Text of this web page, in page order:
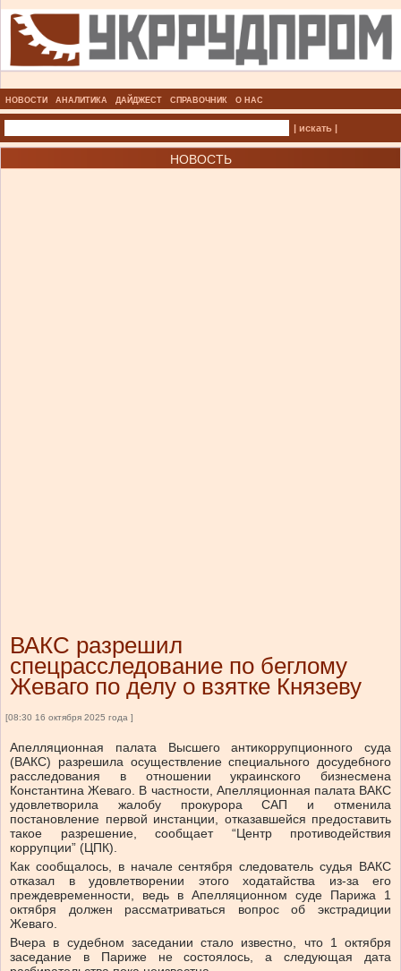
НОВОСТИ АНАЛИТИКА ДАЙДЖЕСТ СПРАВОЧНИК О НАС
| искать |
НОВОСТЬ
ВАКС разрешил
спецрасследование по беглому
Жеваго по делу о взятке Князеву
[08:30 16 октября 2025 года ]
Апелляционная палата Высшего антикоррупционного суда
(ВАКС) разрешила осуществление специального досудебного
расследования в отношении украинского бизнесмена
Константина Жеваго. В частности, Апелляционная палата ВАКС
удовлетворила жалобу прокурора САП и отменила
постановление первой инстанции, отказавшейся предоставить
такое разрешение, сообщает “Центр противодействия
коррупции” (ЦПК).
Как сообщалось, в начале сентября следователь судья ВАКС
отказал в удовлетворении этого ходатайства из-за его
преждевременности, ведь в Апелляционном суде Парижа 1
октября должен рассматриваться вопрос об экстрадиции
Жеваго.
Вчера в судебном заседании стало известно, что 1 октября
заседание в Париже не состоялось, а следующая дата